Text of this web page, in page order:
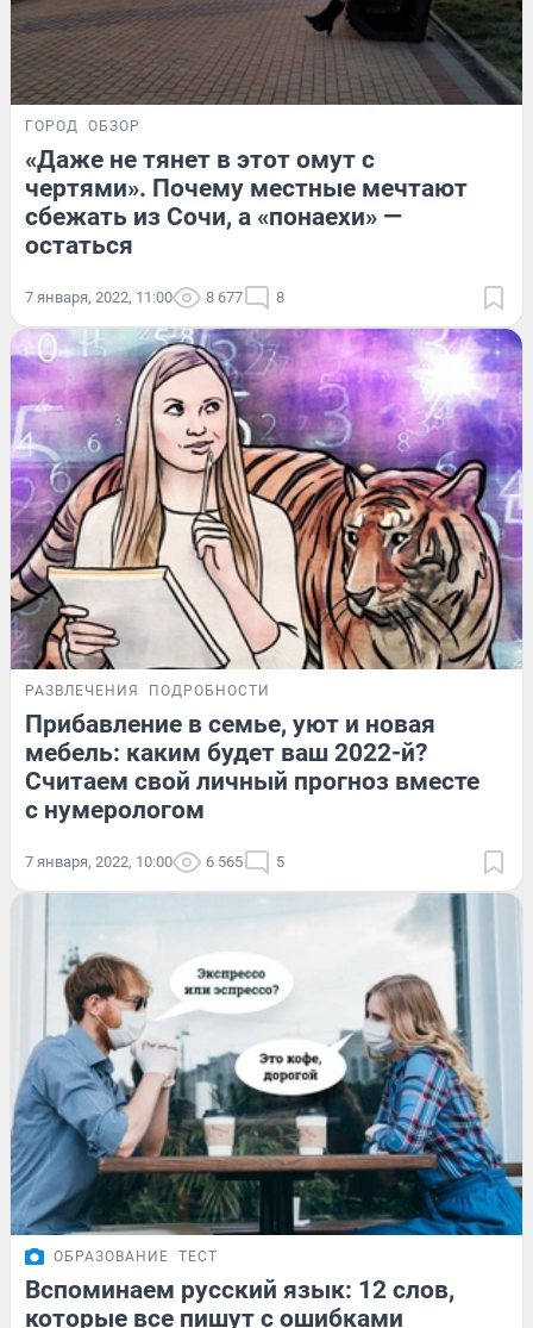
ГОРОД ОБЗОР
«Даже не тянет в этот омут с
чертями». Почему местные мечтают
сбежать из Сочи, а «понаехи» —
остаться
7 января, 2022, 11:00 8 677 8
РАЗВЛЕЧЕНИЯ ПОДРОБНОСТИ
Прибавление в семье, уют и новая
мебель: каким будет ваш 2022-й?
Считаем свой личный прогноз вместе
с нумерологом
7 января, 2022, 10:00 6 565 5
ОБРАЗОВАНИЕ ТЕСТ
Вспоминаем русский язык: 12 слов,
которые все пишут с ошибками